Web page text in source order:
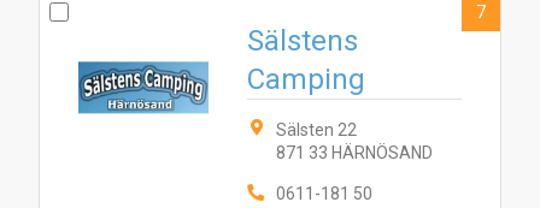
Sälstens
Camping
Sälsten 22
871 33 HÄRNÖSAND
0611-181 50
7